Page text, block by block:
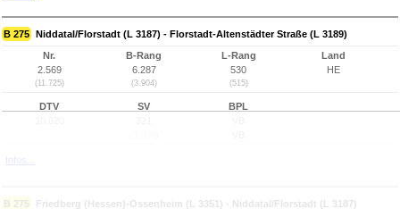
B 275 Niddatal/Florstadt (L 3187) - Florstadt-Altenstädter Straße (L 3189)
Nr.
2.569
(11.725)
B-Rang
6.287
(3.904)
L-Rang
530
(515)
Land
HE
DTV
SV
BPL
Infos...
B 275 Friedberg (Hessen)-Ossenheim (L 3351) - Niddatal/Florstadt (L 3187)